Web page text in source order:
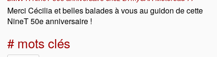
Merci Cécilia et belles balades à vous au guidon de cette
NineT 50e anniversaire !
# mots clés